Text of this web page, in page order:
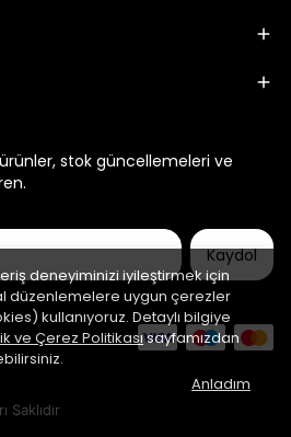
deneyiminizi iyileştirmek için
düzenlemelere uygun çerezler
kullanıyoruz. Detaylı bilgiye
ve Çerez Politikasısayfamızdan
Anladım
stok güncellemeleri ve
Kaydol